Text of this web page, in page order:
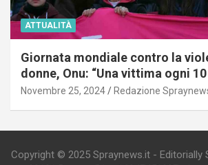
ATTUALITÀ
Giornata mondiale contro la
donne, Onu: “Una vittima ogni
Novembre 25, 2024 Redazione
Copyright © 2025 Spraynews.it - Editorially